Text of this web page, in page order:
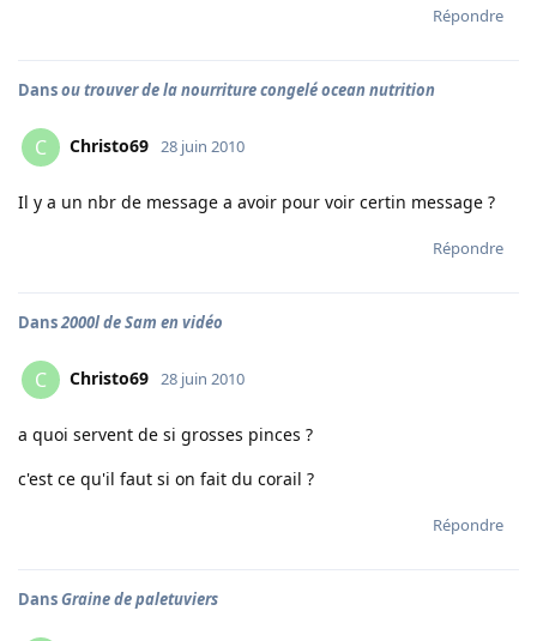
Répondre
Dansou trouver de la nourriture congelé ocean nutrition
C Christo69 28 juin 2010
Il y a un nbr de message a avoir pour voir certin message ?
Répondre
Dans2000l de Sam en vidéo
C Christo69 28 juin 2010
a quoi servent de si grosses pinces ?
c'est ce qu'il faut si on fait du corail ?
Répondre
DansGraine de paletuviers